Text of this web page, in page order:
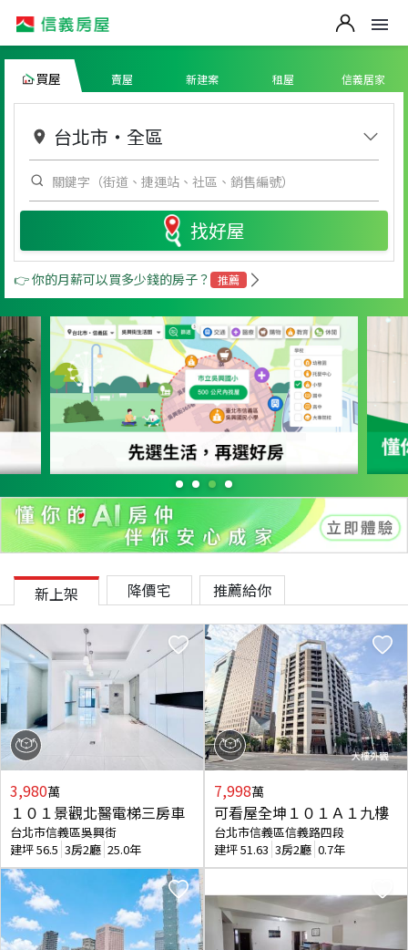
買屋 賣屋 新建案 租屋 信義居家
台北市 ・ 全區
找好屋
👉 你的月薪可以買多少錢的房子？ 推薦
新上架 降價宅 推薦給你
3,980萬
１０１景觀北醫電梯三房車
台北市信義區吳興街
建坪56.5 3房2廳 25.0年
7,998萬
可看屋全坤１０１Ａ１九樓
台北市信義區信義路四段
建坪51.63 3房2廳 0.7年